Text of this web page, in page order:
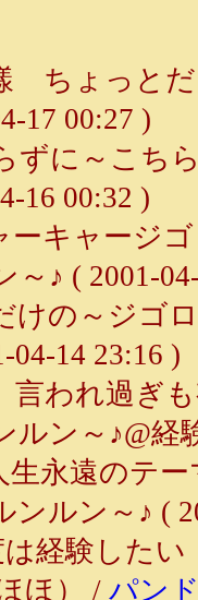
ちょっとだ
17 00:27 )
ずに～こ
16 00:32 )
キャージ
～♪ ( 2001-
けの～ジゴ
04-14 23:16 )
われ過ぎも
ルン～♪@経
永遠のテ
ンルン～♪ (
は経験した
ほ） / パン